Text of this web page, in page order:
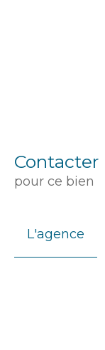
Contacter
pour ce bien
L'agence